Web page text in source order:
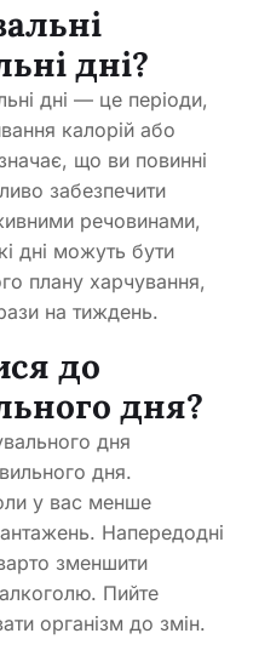
дні?
дні — це періоди,
калорій або
що ви повинні
забезпечити
речовинами,
дні можуть бути
плану харчування,
на тиждень.
до
дня?
дня
дня.
у вас менше
Напередодні
зменшити
Пийте
організм до змін.